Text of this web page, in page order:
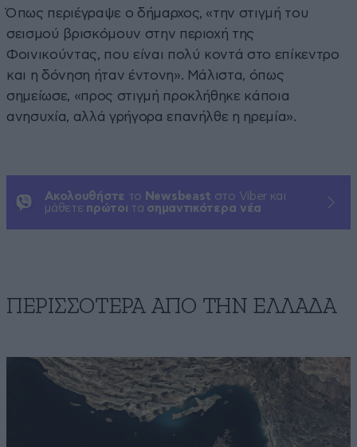
Όπως περιέγραψε ο δήμαρχος, «την στιγμή του
σεισμού βρισκόμουν στην περιοχή της
Φοινικούντας, που είναι πολύ κοντά στο επίκεντρο
και η δόνηση ήταν έντονη». Μάλιστα, όπως
σημείωσε, «προς στιγμή προκλήθηκε κάποια
ανησυχία, αλλά γρήγορα επανήλθε η ηρεμία».
Ακολουθήστε το Newsbeast στο Viber και
μάθετε πρώτοι τα σημαντικότερα νέα
ΠΕΡΙΣΣΟΤΕΡΑ ΑΠΟ ΤΗΝ ΕΛΛΑΔΑ